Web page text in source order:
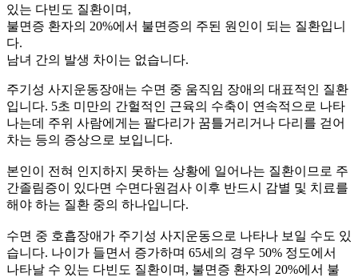
있는 다빈도 질환이며,
불면증 환자의 20%에서 불면증의 주된 원인이 되는 질환입니
다.
남녀 간의 발생 차이는 없습니다.
주기성 사지운동장애는 수면 중 움직임 장애의 대표적인 질환
입니다. 5초 미만의 간헐적인 근육의 수축이 연속적으로 나타
나는데 주위 사람에게는 팔다리가 꿈틀거리거나 다리를 걷어
차는 등의 증상으로 보입니다.
본인이 전혀 인지하지 못하는 상황에 일어나는 질환이므로 주
간졸림증이 있다면 수면다원검사 이후 반드시 감별 및 치료를
해야 하는 질환 중의 하나입니다.
수면 중 호흡장애가 주기성 사지운동으로 나타나 보일 수도 있
습니다. 나이가 들면서 증가하며 65세의 경우 50% 정도에서
나타날 수 있는 다빈도 질환이며, 불면증 환자의 20%에서 불